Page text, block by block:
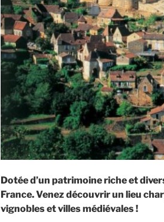
Dotée d’un patrimoine riche et
France. Venez découvrir un lieu
vignobles et villes médiévales !